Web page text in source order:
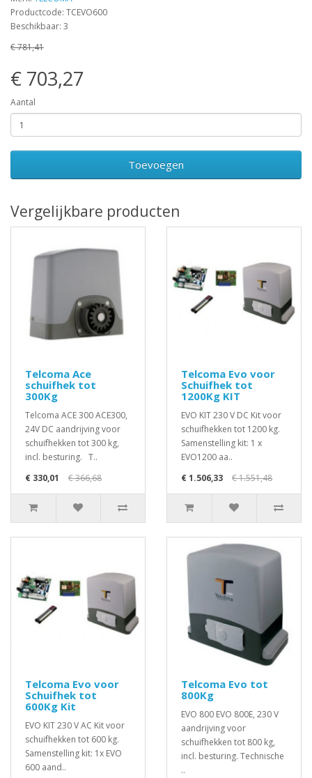
Productcode: TCEVO600
Beschikbaar: 3
€ 781,41
€ 703,27
Aantal
Toevoegen
Vergelijkbare producten
Telcoma Ace
schuifhek tot
300Kg
Telcoma ACE 300 ACE300,
24V DC aandrijving voor
schuifhekken tot 300 kg,
incl. besturing. T..
€ 330,01
€ 366,68
Telcoma Evo voor
Schuifhek tot
1200Kg KIT
EVO KIT 230 V DC Kit voor
schuifhekken tot 1200 kg.
Samenstelling kit: 1 x
EVO1200 aa..
€ 1.506,33
€ 1.551,48
Telcoma Evo voor
Schuifhek tot
600Kg Kit
EVO KIT 230 V AC Kit voor
schuifhekken tot 600 kg.
Samenstelling kit: 1x EVO
600 aand..
Telcoma Evo tot
800Kg
EVO 800 EVO 800E, 230 V
aandrijving voor
schuifhekken tot 800 kg,
incl. besturing. Technische
..